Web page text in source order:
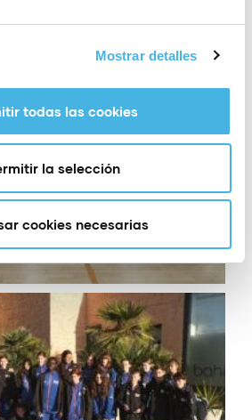
Mostrar detalles
todas las cookies
la selección
cookies necesarias